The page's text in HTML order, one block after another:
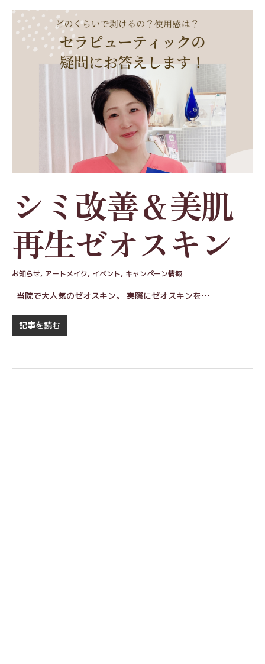
シミ改善＆美肌
再生ゼオスキン
お知らせ, アートメイク, イベント, キャンペーン情報
当院で大人気のゼオスキン。 実際にゼオスキンを…
記事を読む